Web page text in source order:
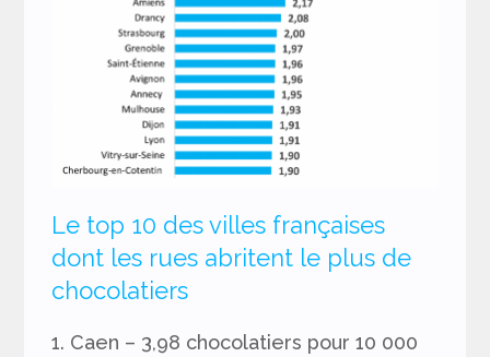
Le top 10 des villes françaises
dont les rues abritent le plus de
chocolatiers
1. Caen – 3,98 chocolatiers pour 10 000